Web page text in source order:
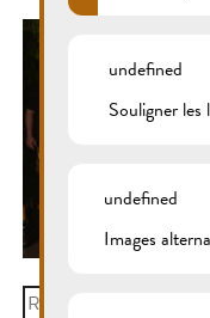
Search
undefined
Souligner les
undefined
Images